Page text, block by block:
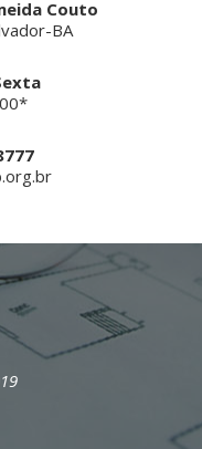
Couto
BA